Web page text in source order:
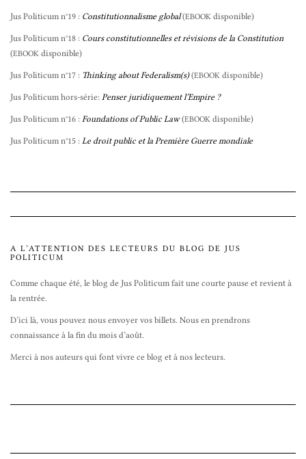
Jus Politicum n°19 : Constitutionnalisme global (EBOOK disponible)
Jus Politicum n°18 : Cours constitutionnelles et révisions de la Constitution
(EBOOK disponible)
Jus Politicum n°17 : Thinking about Federalism(s) (EBOOK disponible)
Jus Politicum hors-série: Penser juridiquement l’Empire ?
Jus Politicum n°16 : Foundations of Public Law (EBOOK disponible)
Jus Politicum n°15 : Le droit public et la Première Guerre mondiale
A L’ATTENTION DES LECTEURS DU BLOG DE JUS
POLITICUM
Comme chaque été, le blog de Jus Politicum fait une courte pause et revient à
la rentrée.
D’ici là, vous pouvez nous envoyer vos billets. Nous en prendrons
connaissance à la fin du mois d’août.
Merci à nos auteurs qui font vivre ce blog et à nos lecteurs.